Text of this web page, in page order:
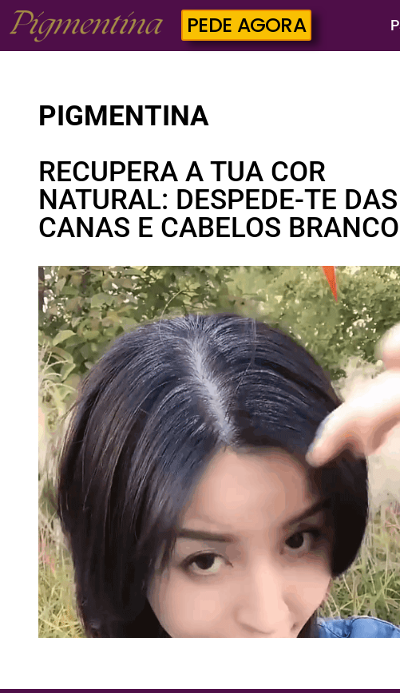
PEDE AGORA
PIGMENTINA
RECUPERA A TUA COR
NATURAL: DESPEDE-TE DAS
CANAS E CABELOS